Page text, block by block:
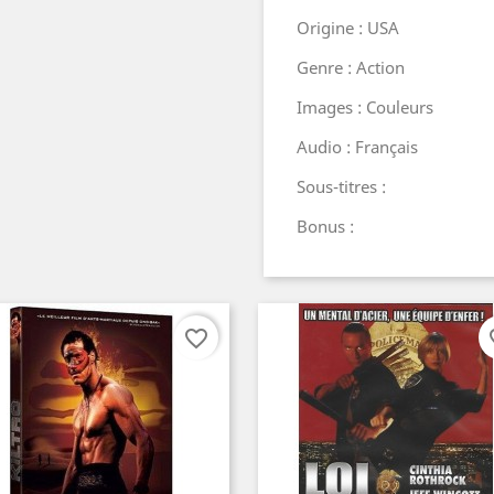
Origine : USA
Genre : Action
Images : Couleurs
Audio : Français
Sous-titres :
Bonus :
favorite_border